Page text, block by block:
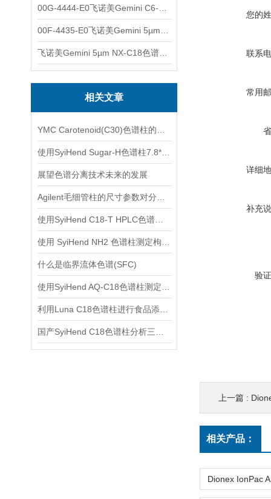
相关文章
展望色谱分离技术未来的发展
什么是临界流体色谱(SFC)
您的
联系
常用
详细
补充
验
上一篇 :
相关产品：